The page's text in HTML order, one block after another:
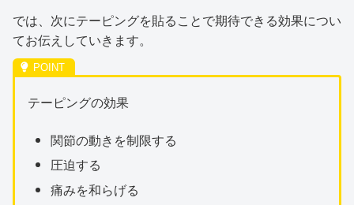
では、次にテーピングを貼ることで期待できる効果につい
てお伝えしていきます。
テーピングの効果
関節の動きを制限する
圧迫する
痛みを和らげる